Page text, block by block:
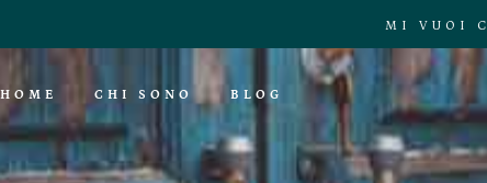
MI VUOI
HOME CHI SONO BLOG